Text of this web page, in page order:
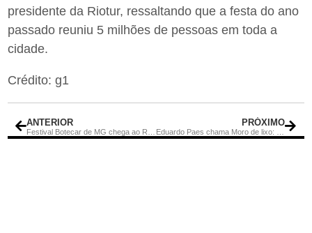
presidente da Riotur, ressaltando que a festa do ano
passado reuniu 5 milhões de pessoas em toda a
cidade.
Crédito: g1
ANTERIOR PRÓXIMO